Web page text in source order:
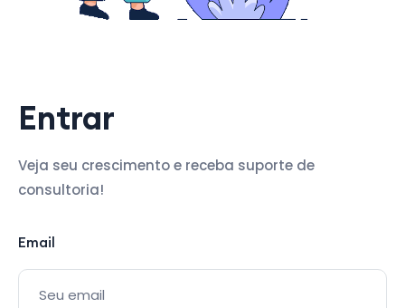
Entrar
Veja seu crescimento e receba suporte de
consultoria!
Email